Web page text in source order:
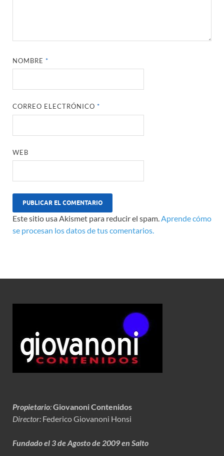
NOMBRE*
CORREO ELECTRÓNICO*
WEB
Este sitio usa Akismet para reducir el spam.Aprende cómo
se procesan los datos de tus comentarios.
Propietario:Giovanoni Contenidos
Director: Federico Giovanoni Honsi
Fundado el 3 de Agosto de 2009 en Salto